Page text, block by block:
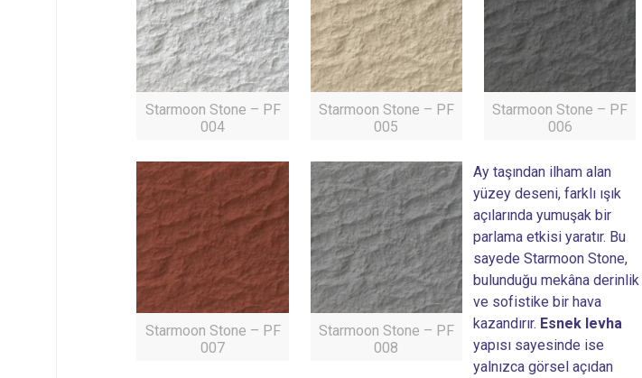
Starmoon Stone – PF
004
Starmoon Stone – PF
005
Starmoon Stone – PF
006
Starmoon Stone – PF
007
Starmoon Stone – PF
008
Ay taşından ilham alan
yüzey deseni, farklı ışık
açılarında yumuşak bir
parlama etkisi yaratır. Bu
sayede Starmoon Stone,
bulunduğu mekâna derinlik
ve sofistike bir hava
kazandırır. Esnek levha
yapısı sayesinde ise
yalnızca görsel açıdan